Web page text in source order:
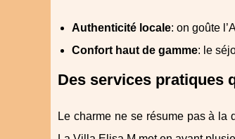
Authenticité locale: on goûte
Confort haut de gamme: le
Des services pratiques
Le charme ne se résume pas à la